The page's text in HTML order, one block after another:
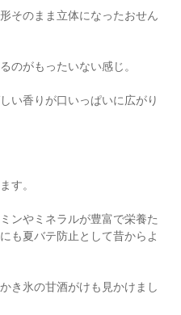
そのまま立体になったおせん
のがもったいない感じ。
い香りが口いっぱいに広がり
す。
ンやミネラルが豊富で栄養た
も夏バテ防止として昔からよ
き氷の甘酒がけも見かけまし